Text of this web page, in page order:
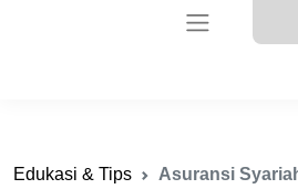
Edukasi & Tips Asuransi